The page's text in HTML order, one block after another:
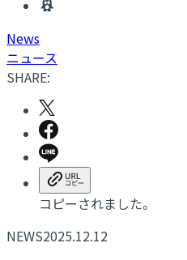
News
ニュース
SHARE:
コピーされました。
NEWS2025.12.12